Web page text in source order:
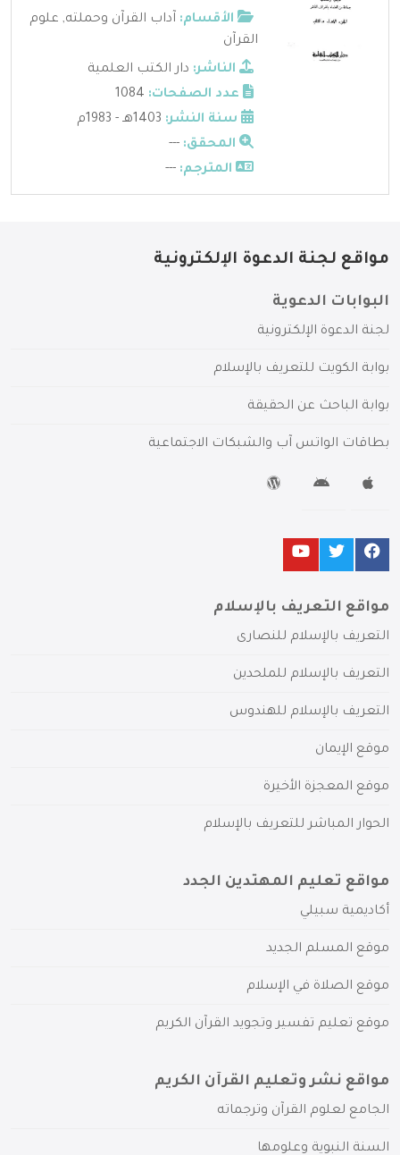
الأقسام: آداب القرآن وحملته, علوم
القرآن
الناشر: دار الكتب العلمية
عدد الصفحات:
سنة النشر:
المحقق: ---
المترجم: ---
مواقع لجنة الدعوة الإلكترونية
البوابات الدعوية
لجنة الدعوة الإلكترونية
بوابة الكويت للتعريف بالإسلام
بوابة الباحث عن الحقيقة
بطاقات الواتس آب والشبكات الاجتماعية
مواقع التعريف بالإسلام
التعريف بالإسلام للنصارى
التعريف بالإسلام للملحدين
التعريف بالإسلام للهندوس
موقع الإيمان
موقع المعجزة الأخيرة
الحوار المباشر للتعريف بالإسلام
مواقع تعليم المهتدين الجدد
أكاديمية سبيلي
موقع المسلم الجديد
موقع الصلاة في الإسلام
موقع تعليم تفسير وتجويد القرآن الكريم
مواقع نشر وتعليم القرآن الكريم
الجامع لعلوم القرآن وترجماته
السنة النبوية وعلومها